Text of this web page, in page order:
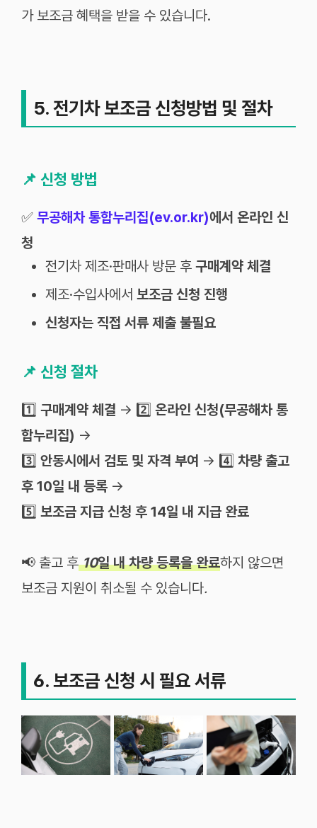
가 보조금 혜택을 받을 수 있습니다.
5. 전기차 보조금 신청방법 및 절차
📌 신청 방법
✅ 무공해차 통합누리집(ev.or.kr)에서 온라인 신
청
전기차 제조·판매사 방문 후 구매계약 체결
제조·수입사에서 보조금 신청 진행
신청자는 직접 서류 제출 불필요
📌 신청 절차
1️⃣ 구매계약 체결 → 2️⃣ 온라인 신청(무공해차 통
합누리집) →
3️⃣ 안동시에서 검토 및 자격 부여 → 4️⃣ 차량 출고
후 10일 내 등록 →
5️⃣ 보조금 지급 신청 후 14일 내 지급 완료
📢 출고 후10일 내 차량 등록을 완료하지 않으면
보조금 지원이 취소될 수 있습니다.
6. 보조금 신청 시 필요 서류